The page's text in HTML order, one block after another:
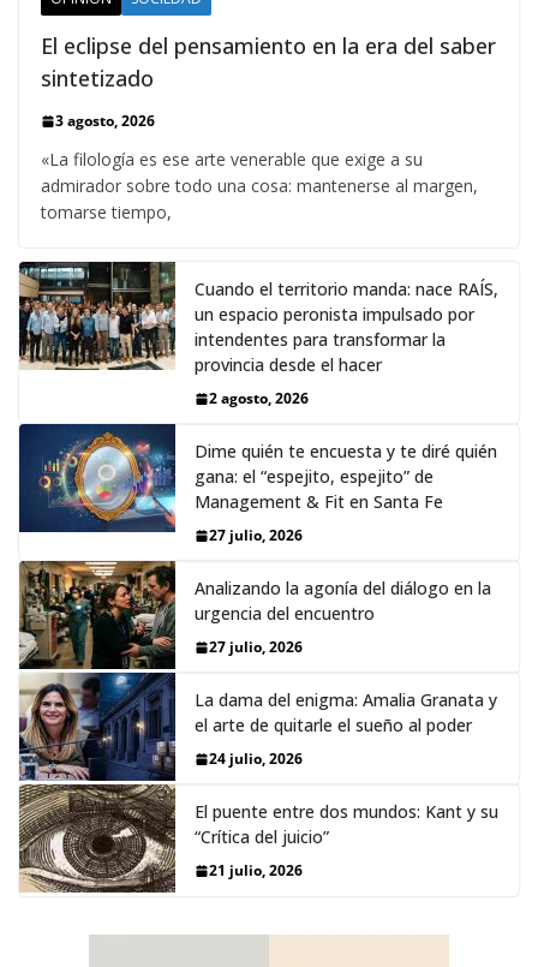
El eclipse del pensamiento en la era del saber
sintetizado
3 agosto, 2026
«La filología es ese arte venerable que exige a su
admirador sobre todo una cosa: mantenerse al margen,
tomarse tiempo,
Cuando el territorio manda: nace RAÍS,
un espacio peronista impulsado por
intendentes para transformar la
provincia desde el hacer
2 agosto, 2026
Dime quién te encuesta y te diré quién
gana: el “espejito, espejito” de
Management & Fit en Santa Fe
27 julio, 2026
Analizando la agonía del diálogo en la
urgencia del encuentro
27 julio, 2026
La dama del enigma: Amalia Granata y
el arte de quitarle el sueño al poder
24 julio, 2026
El puente entre dos mundos: Kant y su
“Crítica del juicio”
21 julio, 2026